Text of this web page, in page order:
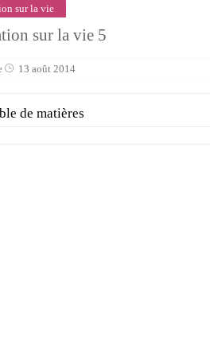
sur la vie
sur la vie 5
13 août 2014
de matières